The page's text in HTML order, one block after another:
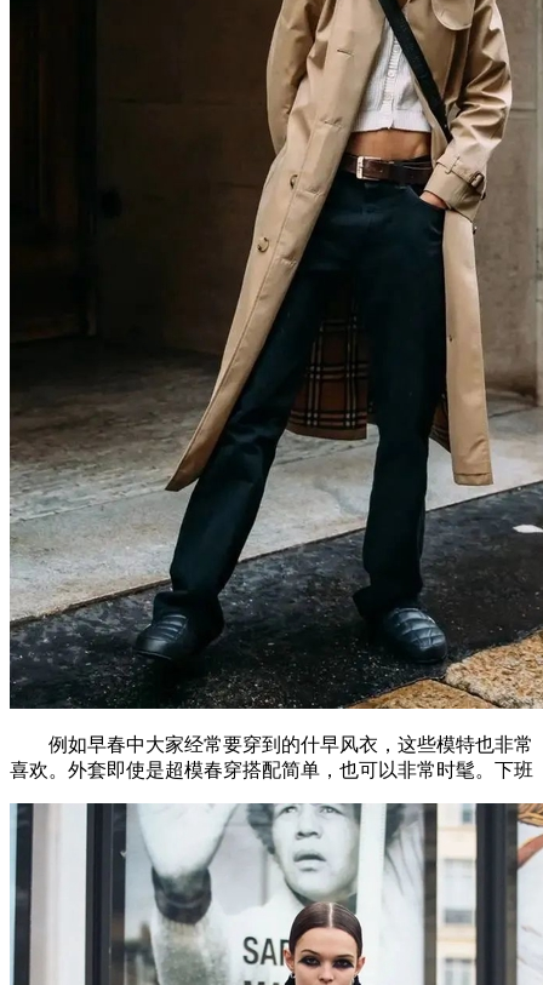
例如早春中大家经常要穿到的什早风衣，这些模特也非常
喜欢。外套即使是超模春穿搭配简单，也可以非常时髦。下班